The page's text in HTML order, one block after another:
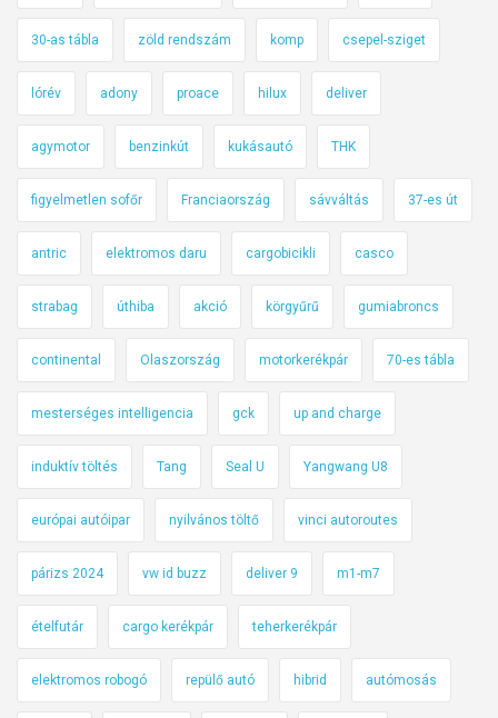
30-as tábla zöld rendszám komp csepel-sziget
lórév adony proace hilux deliver
agymotor benzinkút kukásautó THK
figyelmetlen sofőr Franciaország sávváltás 37-es út
antric elektromos daru cargobicikli casco
strabag úthiba akció körgyűrű gumiabroncs
continental Olaszország motorkerékpár 70-es tábla
mesterséges intelligencia gck up and charge
induktív töltés Tang Seal U Yangwang U8
európai autóipar nyilvános töltő vinci autoroutes
párizs 2024 vw id buzz deliver 9 m1-m7
ételfutár cargo kerékpár teherkerékpár
elektromos robogó repülő autó hibrid autómosás